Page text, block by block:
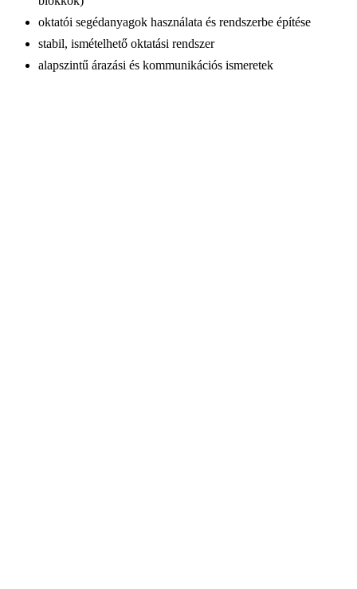
oktatói segédanyagok használata és rendszerbe építése
stabil, ismételhető oktatási rendszer
alapszintű árazási és kommunikációs ismeretek